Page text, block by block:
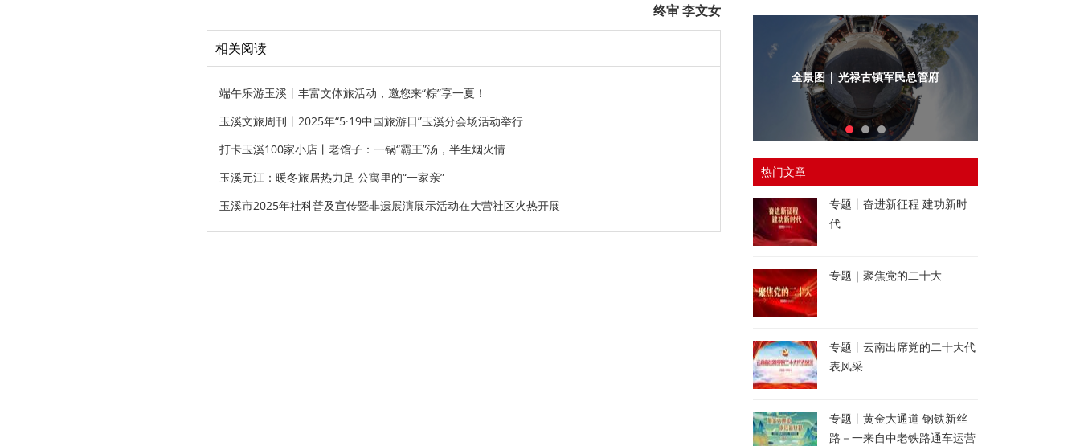
终审 李文女
相关阅读
端午乐游玉溪丨丰富文体旅活动，邀您来“粽”享一夏！
玉溪文旅周刊丨2025年“5·19中国旅游日”玉溪分会场活动举行
打卡玉溪100家小店丨老馆子：一锅“霸王”汤，半生烟火情
玉溪元江：暖冬旅居热力足 公寓里的“一家亲”
玉溪市2025年社科普及宣传暨非遗展演展示活动在大营社区火热开展
全景图 | 光禄古镇军民总管府
热门文章
专题丨奋进新征程 建功新时
代
专题｜聚焦党的二十大
专题丨云南出席党的二十大代
表风采
专题丨黄金大通道 钢铁新丝
路－一来自中老铁路通车运营